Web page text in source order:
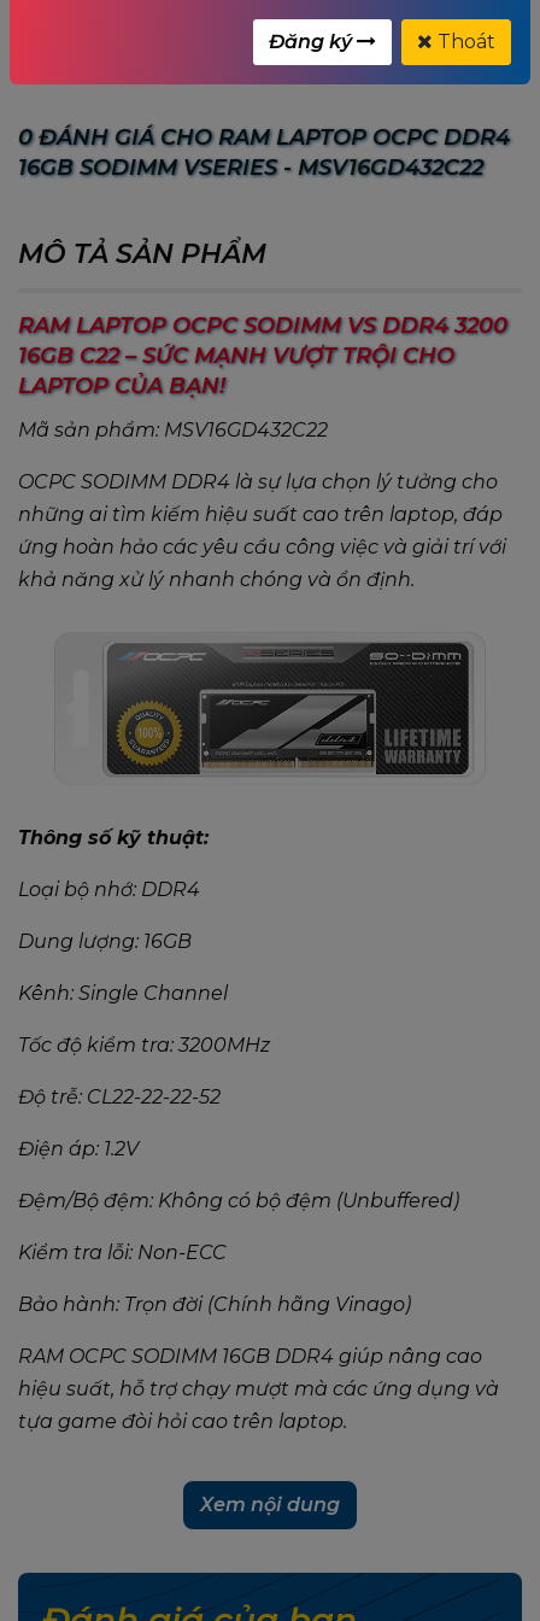
0 ĐÁNH GIÁ CHO RAM LAPTOP OCPC DDR4
16GB SODIMM VSERIES - MSV16GD432C22
MÔ TẢ SẢN PHẨM
RAM LAPTOP OCPC SODIMM VS DDR4 3200
16GB C22 – SỨC MẠNH VƯỢT TRỘI CHO
LAPTOP CỦA BẠN!
Mã sản phẩm: MSV16GD432C22
OCPC SODIMM DDR4 là sự lựa chọn lý tưởng cho
những ai tìm kiếm hiệu suất cao trên laptop, đáp
ứng hoàn hảo các yêu cầu công việc và giải trí với
khả năng xử lý nhanh chóng và ổn định.
Thông số kỹ thuật:
Loại bộ nhớ: DDR4
Dung lượng: 16GB
Kênh: Single Channel
Tốc độ kiểm tra: 3200MHz
Độ trễ: CL22-22-22-52
Điện áp: 1.2V
Đệm/Bộ đệm: Không có bộ đệm (Unbuffered)
Kiểm tra lỗi: Non-ECC
Bảo hành: Trọn đời (Chính hãng Vinago)
RAM OCPC SODIMM 16GB DDR4 giúp nâng cao
hiệu suất, hỗ trợ chạy mượt mà các ứng dụng và
tựa game đòi hỏi cao trên laptop.
Xem nội dung
Đăng ký Thoát